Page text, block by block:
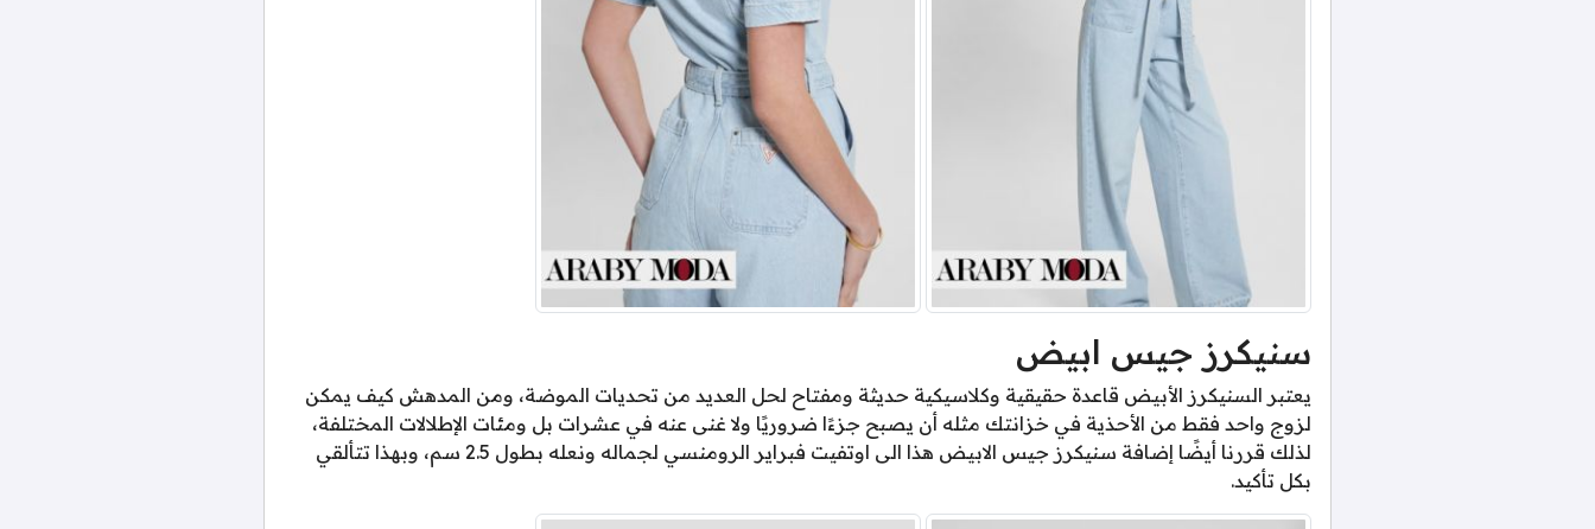
سنيكرز جيس ابيض
يعتبر السنيكرز الأبيض قاعدة حقيقية وكلاسيكية حديثة ومفتاح لحل العديد من تحديات الموضة، ومن المدهش كيف يمكن
لزوج واحد فقط من الأحذية في خزانتك مثله أن يصبح جزءًا ضروريًا ولا غنى عنه في عشرات بل ومئات الإطلالات المختلفة،
لذلك قررنا أيضًا إضافة سنيكرز جيس الابيض هذا الى اوتفيت فبراير الرومنسي لجماله ونعله بطول 2.5 سم، وبهذا تتألقي
بكل تأكيد.